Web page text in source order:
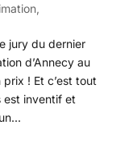
,
jury du dernier
d’Annecy au
! Et c’est tout
est inventif et